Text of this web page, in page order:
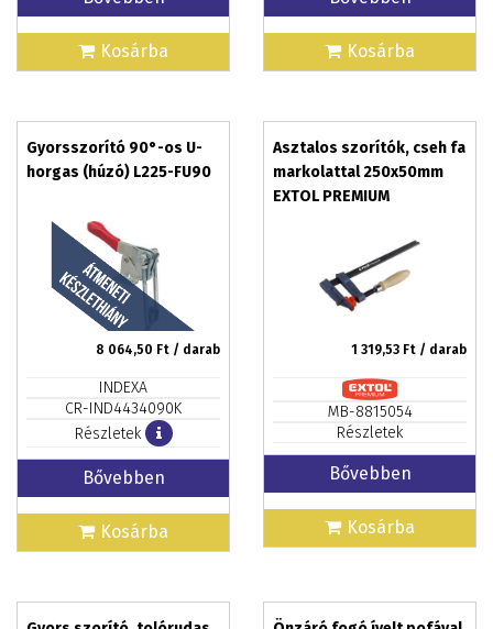
Kosárba Kosárba
Gyorsszorító 90°-os U-
horgas (húzó) L225-FU90
8 064,50 Ft / darab
INDEXA
CR-IND4434090K
Részletek
Bővebben
Kosárba
Asztalos szorítók, cseh fa
markolattal 250x50mm
EXTOL PREMIUM
1 319,53 Ft / darab
MB-8815054
Részletek
Bővebben
Kosárba